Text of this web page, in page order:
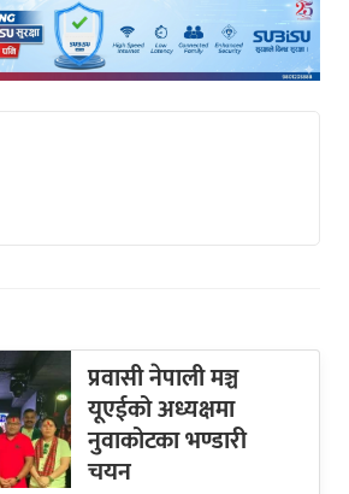
प्रवासी नेपाली मञ्च
यूएईको अध्यक्षमा
नुवाकोटका भण्डारी
चयन